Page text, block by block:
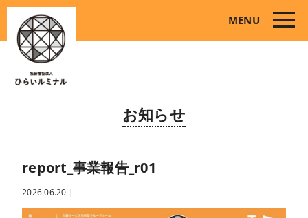
MENU
toggle
お知らせ
report_事業報告_r01
2026.06.20 |